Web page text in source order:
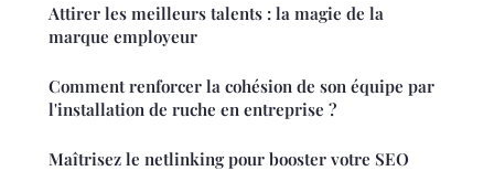
Attirer les meilleurs talents : la magie de la
marque employeur
Comment renforcer la cohésion de son équipe par
l'installation de ruche en entreprise ?
Maîtrisez le netlinking pour booster votre SEO